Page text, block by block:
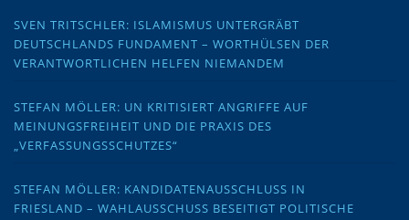
SVEN TRITSCHLER: ISLAMISMUS UNTERGRÄBT
DEUTSCHLANDS FUNDAMENT – WORTHÜLSEN DER
VERANTWORTLICHEN HELFEN NIEMANDEM
STEFAN MÖLLER: UN KRITISIERT ANGRIFFE AUF
MEINUNGSFREIHEIT UND DIE PRAXIS DES
„VERFASSUNGSSCHUTZES“
STEFAN MÖLLER: KANDIDATENAUSSCHLUSS IN
FRIESLAND – WAHLAUSSCHUSS BESEITIGT POLITISCHE